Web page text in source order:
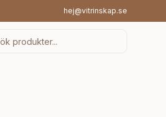
hej@vitrinskap.se